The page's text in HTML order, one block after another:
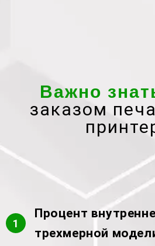
Важно
заказом
1
Процент
трехмерной